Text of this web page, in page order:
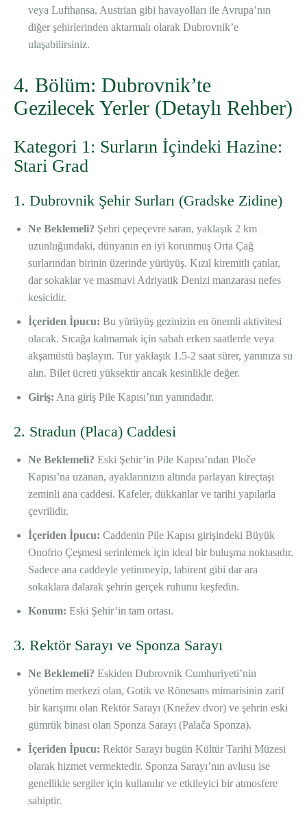
veya Lufthansa, Austrian gibi havayolları ile Avrupa’nın
diğer şehirlerinden aktarmalı olarak Dubrovnik’e
ulaşabilirsiniz.
4. Bölüm: Dubrovnik’te
Gezilecek Yerler (Detaylı Rehber)
Kategori 1: Surların İçindeki Hazine:
Stari Grad
1. Dubrovnik Şehir Surları (Gradske Zidine)
Ne Beklemeli? Şehri çepeçevre saran, yaklaşık 2 km
uzunluğundaki, dünyanın en iyi korunmuş Orta Çağ
surlarından birinin üzerinde yürüyüş. Kızıl kiremitli çatılar,
dar sokaklar ve masmavi Adriyatik Denizi manzarası nefes
kesicidir.
İçeriden İpucu: Bu yürüyüş gezinizin en önemli aktivitesi
olacak. Sıcağa kalmamak için sabah erken saatlerde veya
akşamüstü başlayın. Tur yaklaşık 1.5-2 saat sürer, yanınıza su
alın. Bilet ücreti yüksektir ancak kesinlikle değer.
Giriş: Ana giriş Pile Kapısı’nın yanındadır.
2. Stradun (Placa) Caddesi
Ne Beklemeli? Eski Şehir’in Pile Kapısı’ndan Ploče
Kapısı’na uzanan, ayaklarınızın altında parlayan kireçtaşı
zeminli ana caddesi. Kafeler, dükkanlar ve tarihi yapılarla
çevrilidir.
İçeriden İpucu: Caddenin Pile Kapısı girişindeki Büyük
Onofrio Çeşmesi serinlemek için ideal bir buluşma noktasıdır.
Sadece ana caddeyle yetinmeyip, labirent gibi dar ara
sokaklara dalarak şehrin gerçek ruhunu keşfedin.
Konum: Eski Şehir’in tam ortası.
3. Rektör Sarayı ve Sponza Sarayı
Ne Beklemeli? Eskiden Dubrovnik Cumhuriyeti’nin
yönetim merkezi olan, Gotik ve Rönesans mimarisinin zarif
bir karışımı olan Rektör Sarayı (Knežev dvor) ve şehrin eski
gümrük binası olan Sponza Sarayı (Palača Sponza).
İçeriden İpucu: Rektör Sarayı bugün Kültür Tarihi Müzesi
olarak hizmet vermektedir. Sponza Sarayı’nın avlusu ise
genellikle sergiler için kullanılır ve etkileyici bir atmosfere
sahiptir.